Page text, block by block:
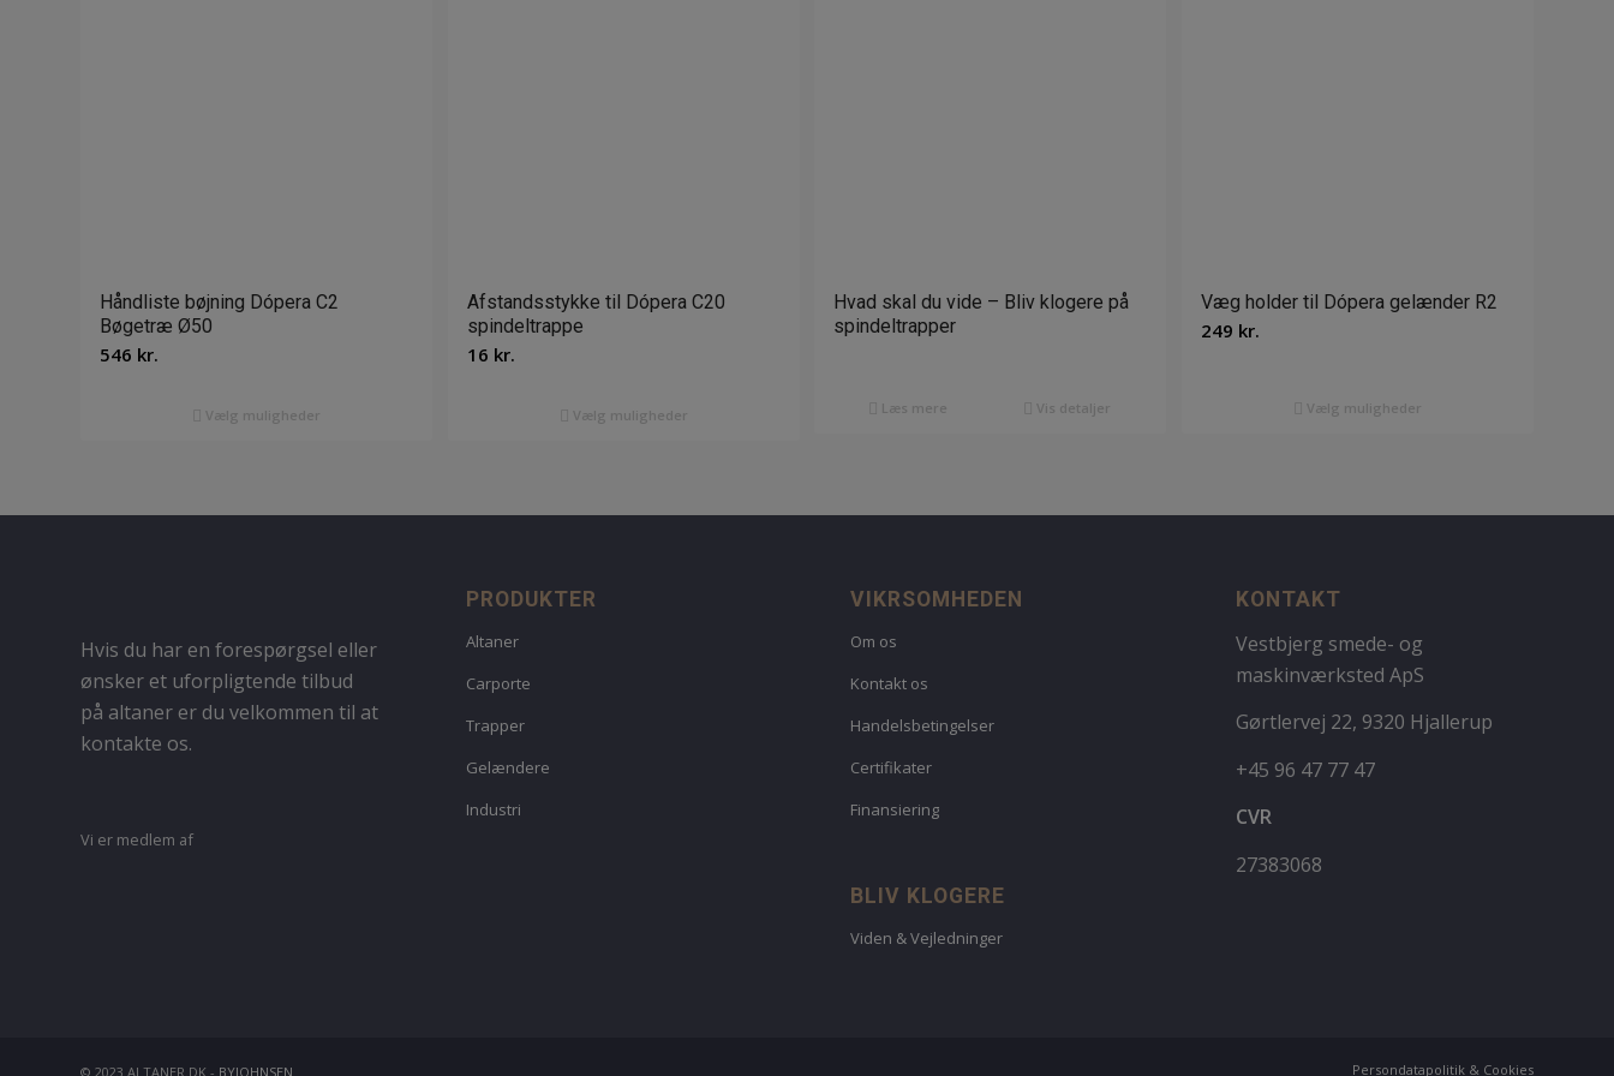
Håndliste bøjning Dópera C2
Bøgetræ Ø50
546 kr.
Vælg muligheder
Afstandsstykke til Dópera C20
spindeltrappe
16 kr.
Vælg muligheder
Hvad skal du vide – Bliv klogere på
spindeltrapper
Læs mere Vis detaljer
Væg holder til Dópera gelænder R2
249 kr.
Vælg muligheder
Hvis du har en forespørgsel eller
ønsker et uforpligtende tilbud
på altaner er du velkommen til at
kontakte os.
Vi er medlem af
PRODUKTER
Altaner
Carporte
Trapper
Gelændere
Industri
VIKRSOMHEDEN
Om os
Kontakt os
Handelsbetingelser
Certifikater
Finansiering
BLIV KLOGERE
Viden & Vejledninger
KONTAKT
Vestbjerg smede- og
maskinværksted ApS
Gørtlervej 22, 9320 Hjallerup
+45 96 47 77 47
CVR
27383068
© 2023 ALTANER.DK - BYJOHNSEN Persondatapolitik & Cookies